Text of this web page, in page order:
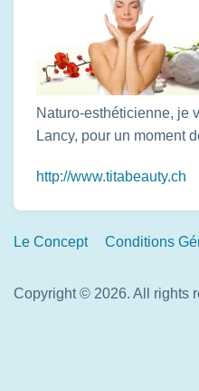
Naturo-esthéticienne, je
Lancy, pour un moment
http://www.titabeauty.ch
Footer
Le Concept Conditions
Copyright © 2026. All rights